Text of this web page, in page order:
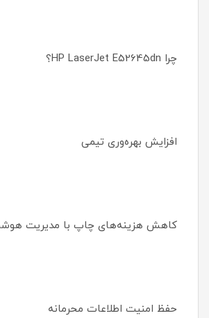
چرا HP LaserJet E52645dn؟
افزایش بهره‌وری تیمی
کاهش هزینه‌های چاپ با مدیریت
حفظ امنیت اطلاعات محرمانه